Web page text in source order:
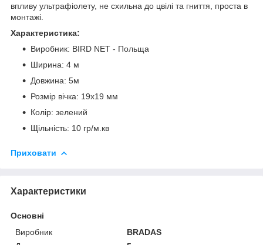
впливу ультрафіолету, не схильна до цвілі та гниття, проста в
монтажі.
Характеристика:
Виробник: BIRD NET - Польща
Ширина: 4 м
Довжина: 5м
Розмір вічка: 19х19 мм
Колір: зелений
Щільність: 10 гр/м.кв
Приховати
Характеристики
Основні
Виробник
BRADAS